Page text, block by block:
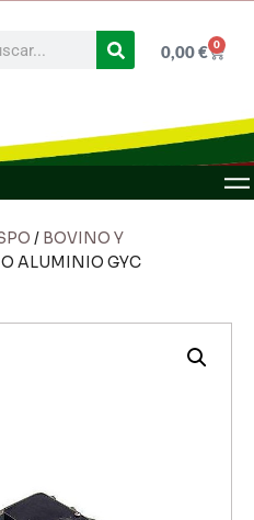
0,00€ 0
/ BOVINO Y
ALUMINIO GYC